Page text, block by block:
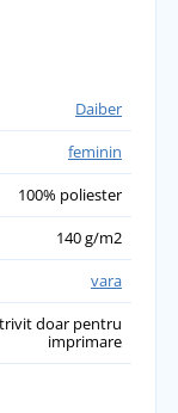
Daiber
feminin
100% poliester
140 g/m2
vara
doar pentru
imprimare